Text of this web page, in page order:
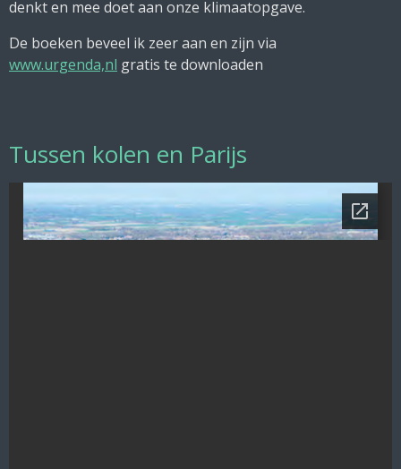
denkt en mee doet aan onze klimaatopgave.
De boeken beveel ik zeer aan en zijn via
www.urgenda,nl gratis te downloaden
Tussen kolen en Parijs